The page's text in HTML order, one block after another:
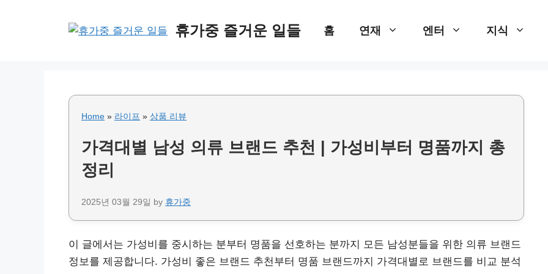
휴가중 즐거운 일들 홈 연재 엔터 지식
Home » 라이프 » 상품 리뷰
가격대별 남성 의류 브랜드 추천 | 가성비부터 명품까지 총
정리
2025년 03월 29일 by 휴가중
이 글에서는 가성비를 중시하는 분부터 명품을 선호하는 분까지 모든 남성분들을 위한 의류 브랜드
정보를 제공합니다. 가성비 좋은 브랜드 추천부터 명품 브랜드까지 가격대별로 브랜드를 비교 분석